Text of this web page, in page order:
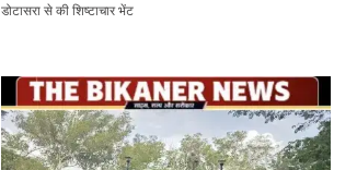
डोटासरा से की शिष्टाचार भेंट